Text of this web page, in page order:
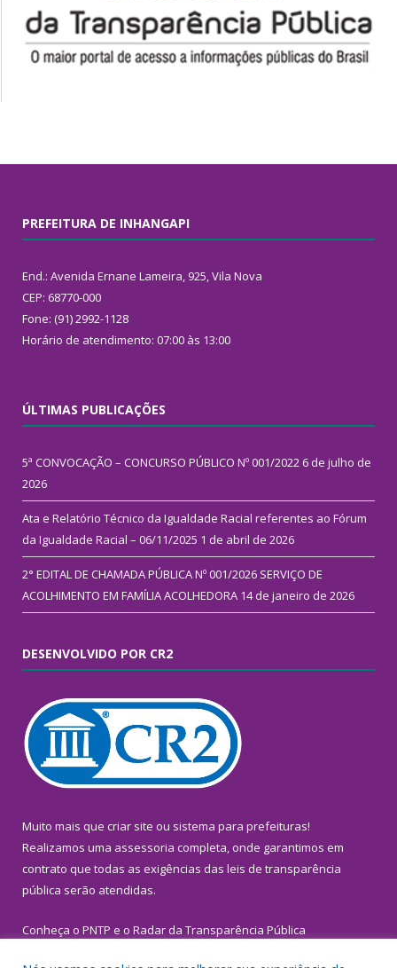
PREFEITURA DE INHANGAPI
End.: Avenida Ernane Lameira, 925, Vila Nova
CEP: 68770-000
Fone: (91) 2992-1128
Horário de atendimento: 07:00 às 13:00
ÚLTIMAS PUBLICAÇÕES
5ª CONVOCAÇÃO – CONCURSO PÚBLICO Nº 001/2022 6 de julho de
2026
Ata e Relatório Técnico da Igualdade Racial referentes ao Fórum
da Igualdade Racial – 06/11/2025 1 de abril de 2026
2° EDITAL DE CHAMADA PÚBLICA Nº 001/2026 SERVIÇO DE
ACOLHIMENTO EM FAMÍLIA ACOLHEDORA 14 de janeiro de 2026
DESENVOLVIDO POR CR2
Muito mais que criar site ou sistema para prefeituras!
Realizamos uma assessoria completa, onde garantimos em
contrato que todas as exigências das leis de transparência
pública serão atendidas.
Conheça o PNTP e o Radar da Transparência Pública